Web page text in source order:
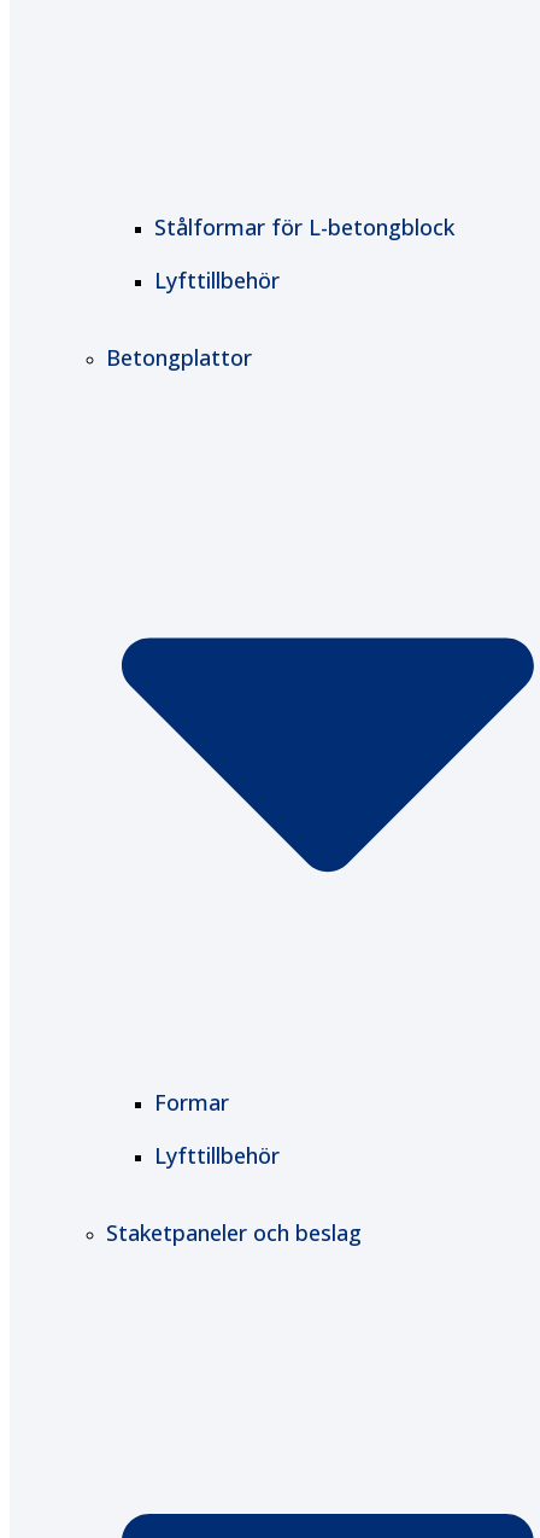
Stålformar för L-betongblock
Lyfttillbehör
Betongplattor
Formar
Lyfttillbehör
Staketpaneler och beslag